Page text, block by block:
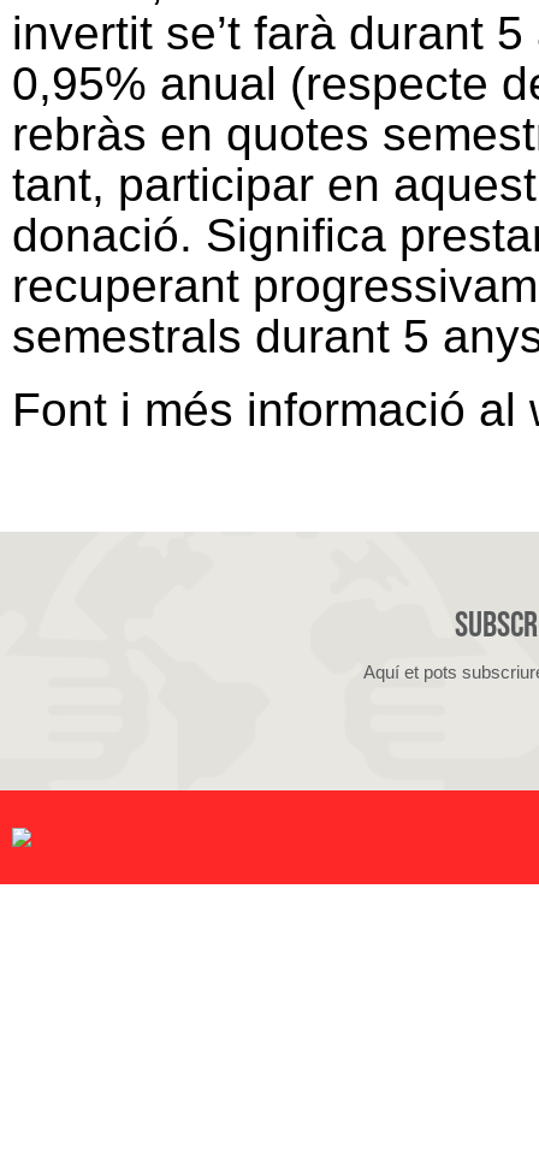
invertit se’t farà durant
0,95% anual (respecte
rebràs en quotes
tant, participar en
donació. Significa
recuperant
semestrals durant 5
Font i més informació al
Aquí et pots